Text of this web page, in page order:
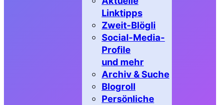
Linktipps
Zweit-Blögli
Social-Media-
Profile
und mehr
Archiv & Suche
Blogroll
Persönliche